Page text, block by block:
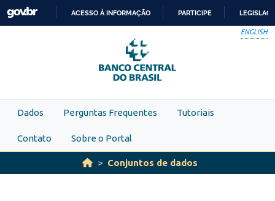
Skip to main content
PARA
O
CONTEÚDO
ACESSO À INFORMAÇÃO PARTICIPE
ENGLISH
Dados Perguntas Frequentes Tutoriais
Contato Sobre o Portal
Conjuntos de dados